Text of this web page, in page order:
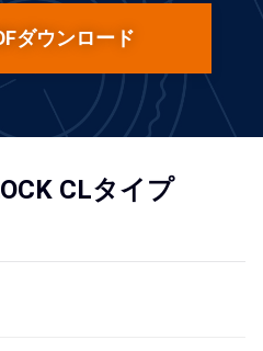
ダウンロード
CLタイプ